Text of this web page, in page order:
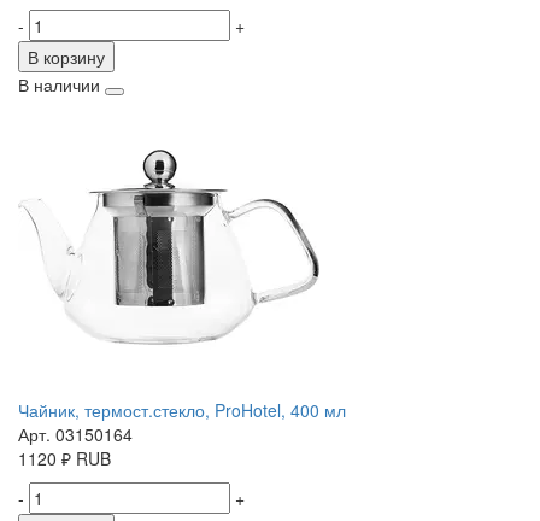
-
+
В корзину
В наличии
Чайник, термост.стекло, ProHotel, 400 мл
Арт. 03150164
1120 ₽ RUB
-
+